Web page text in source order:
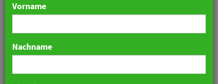
Marriott meldet
Gewinneinbruch
Vorname
Nachname